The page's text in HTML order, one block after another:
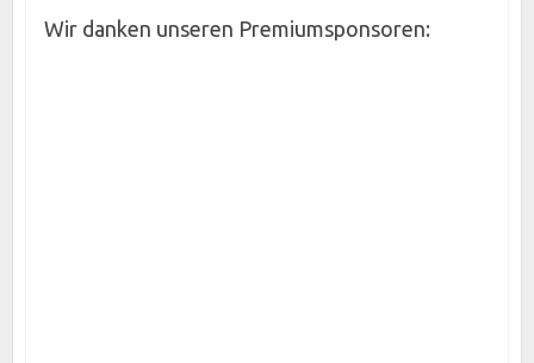
Wir danken unseren Premiumsponsoren: